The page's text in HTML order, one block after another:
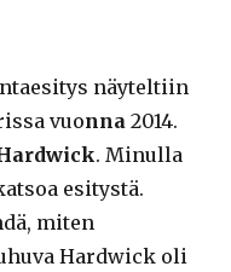
näyteltiin
vuonna 2014.
. Minulla
esitystä.
miten
Hardwick oli